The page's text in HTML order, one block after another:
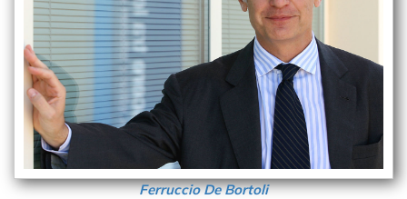
Ferruccio De Bortoli